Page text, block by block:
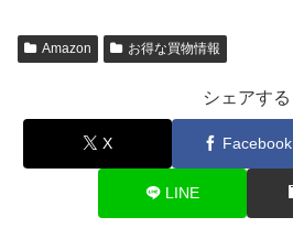
Amazon お得な買物情報
シェアする
X Facebook
LINE